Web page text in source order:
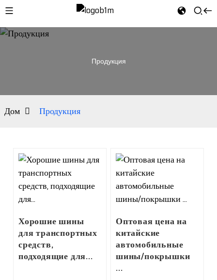
Продукция
Дом Продукция
Хорошие шины
для транспортных
средств,
подходящие для...
Оптовая цена на
китайские
автомобильные
шины/покрышки
...